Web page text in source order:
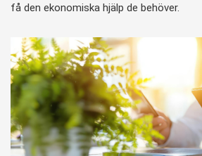
få den ekonomiska hjälp de behöver.